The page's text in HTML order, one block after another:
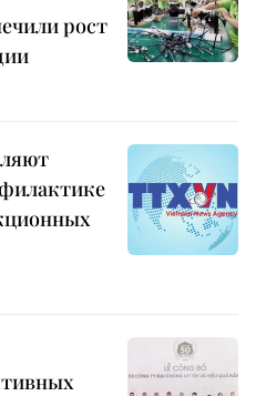
рост